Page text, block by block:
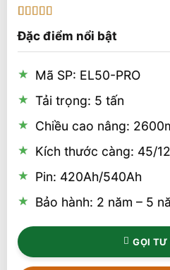
trên 5 dựa
trênđánh
giá
Đặc điểm nổi bật
Mã SP: EL50-PRO
Tải trọng: 5 tấn
Chiều cao nâng:
Kích thước càng: 45/
Pin: 420Ah/540Ah
Bảo hành: 2 năm – 5
GỌI TƯ